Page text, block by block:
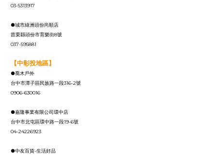
03-5313917
●城市綠洲頭份尚順店
苗栗縣頭份市育樂街8號
037-595881
【中彰投地區】
●喬木戶外
台中市潭子區民族路一段316-2號
0906-630016
●嘉隆事業有限公司環中店
台中市北屯區環中路一段19-6號
04-24226923
●中友百貨-生活好品